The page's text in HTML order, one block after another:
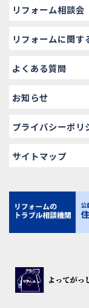
リフォーム相談会
リフォームに関す
よくある質問
お知らせ
プライバシーポリ
サイトマップ